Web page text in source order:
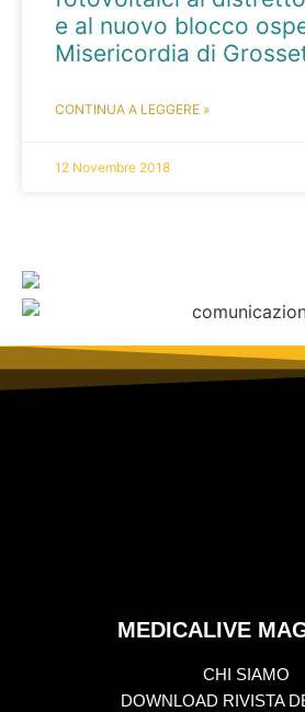
e al nuovo blocco
Misericordia di
CONTINUA A LEGGERE »
12 Novembre 2018
MEDICALIVE
CHI SIAMO
DOWNLOAD RIVISTA